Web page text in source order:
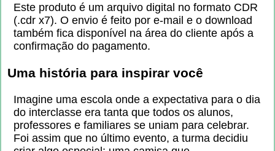
Este produto é um arquivo digital no formato CDR
(.cdr x7). O envio é feito por e-mail e o download
também fica disponível na área do cliente após a
confirmação do pagamento.
Uma história para inspirar você
Imagine uma escola onde a expectativa para o dia
do interclasse era tanta que todos os alunos,
professores e familiares se uniam para celebrar.
Foi assim que no último evento, a turma decidiu